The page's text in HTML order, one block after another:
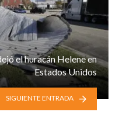
el huracán Helene en
Estados Unidos
SIGUIENTE ENTRADA